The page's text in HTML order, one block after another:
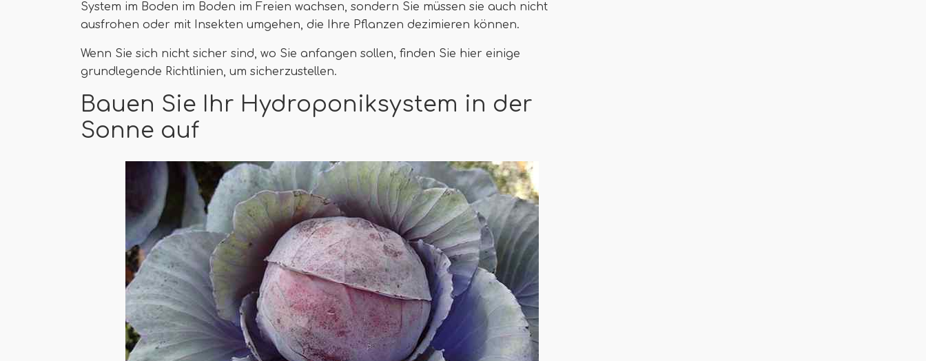
System im Boden im Boden im Freien wachsen, sondern Sie müssen sie auch nicht
ausfrohen oder mit Insekten umgehen, die Ihre Pflanzen dezimieren können.
Wenn Sie sich nicht sicher sind, wo Sie anfangen sollen, finden Sie hier einige
grundlegende Richtlinien, um sicherzustellen.
Bauen Sie Ihr Hydroponiksystem in der
Sonne auf